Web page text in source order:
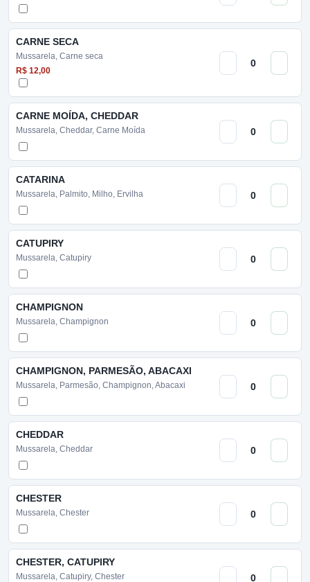
CARNE SECA
Mussarela, Carne seca
R$ 12,00
CARNE MOÍDA, CHEDDAR
Mussarela, Cheddar, Carne Moída
CATARINA
Mussarela, Palmito, Milho, Ervilha
CATUPIRY
Mussarela, Catupiry
CHAMPIGNON
Mussarela, Champignon
CHAMPIGNON, PARMESÃO, ABACAXI
Mussarela, Parmesão, Champignon, Abacaxi
CHEDDAR
Mussarela, Cheddar
CHESTER
Mussarela, Chester
CHESTER, CATUPIRY
Mussarela, Catupiry, Chester